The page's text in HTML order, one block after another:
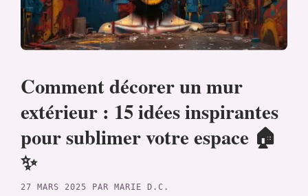
Comment décorer un mur
extérieur : 15 idées inspirantes
pour sublimer votre espace 🏠
✨
27 MARS 2025 PAR MARIE D.C.